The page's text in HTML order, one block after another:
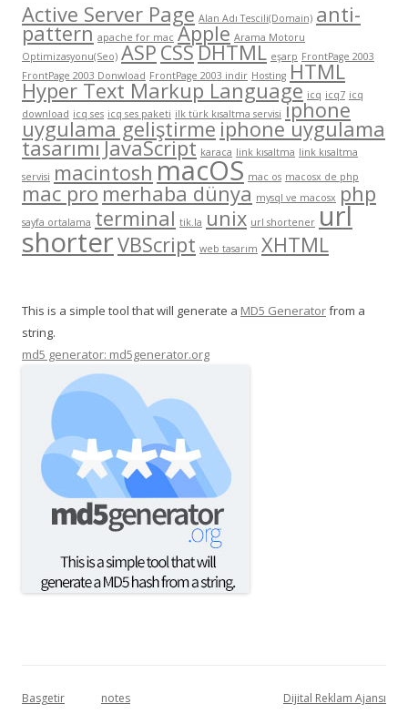
Active Server Page Alan Adı Tescili(Domain) anti-
pattern apache for mac Apple Arama Motoru
Optimizasyonu(Seo) ASP CSSDHTML eşarp FrontPage 2003
FrontPage 2003 Donwload FrontPage 2003 indir Hosting HTML
Hyper Text Markup Language icq icq7 icq
download icq ses icq ses paketi ilk türk kısaltma servisi iphone
uygulama geliştirme iphone uygulama
tasarımıJavaScript karaca link kısaltma link kısaltma
servisi macintosh macOS mac os macosx de php
mac pro merhaba dünya mysql ve macosx php
sayfa ortalama terminal tik.la unix url shortener url
shorterVBScript web tasarım XHTML
This is a simple tool that will generate a MD5 Generatorfrom a
string.
md5 generator: md5generator.org
Basgetir Dijital Reklam Ajansı
notes